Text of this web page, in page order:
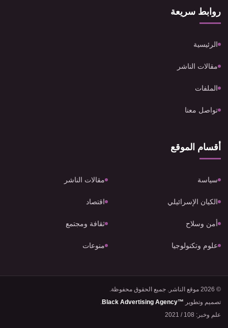
روابط سريعة
الرئيسية
مقالات الناشر
الملفات
تواصل معنا
أقسام الموقع
سياسة مقالات الناشر
الكيان الإسرائيلي اقتصاد
أمن وسلاح ثقافة ومجتمع
علوم وتكنولوجيا منوعات
© 2026 موقع الناشر. جميع الحقوق محفوظة.
تصميم وتطوير Black Advertising Agency™
.
علم وخبر: 108 / 2021